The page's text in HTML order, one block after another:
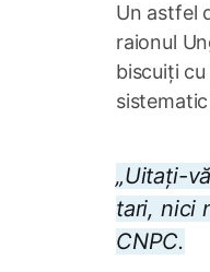
Un astfel
raionul
biscuiți
„Uitați-
tari, nici
CNPC.